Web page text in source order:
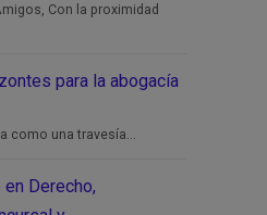
Con la proximidad
para la abogacía
como una travesía...
Derecho,